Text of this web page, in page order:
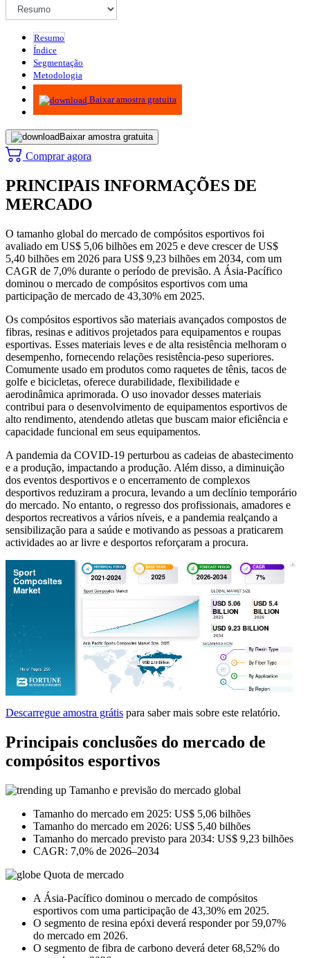
Resumo
Índice
Segmentação
Metodologia
Infográficos
Baixar amostra gratuita
Baixar amostra gratuita
Comprar agora
PRINCIPAIS INFORMAÇÕES DE
MERCADO
O tamanho global do mercado de compósitos esportivos foi
avaliado em US$ 5,06 bilhões em 2025 e deve crescer de US$
5,40 bilhões em 2026 para US$ 9,23 bilhões em 2034, com um
CAGR de 7,0% durante o período de previsão. A Ásia-Pacífico
dominou o mercado de compósitos esportivos com uma
participação de mercado de 43,30% em 2025.
Os compósitos esportivos são materiais avançados compostos de
fibras, resinas e aditivos projetados para equipamentos e roupas
esportivas. Esses materiais leves e de alta resistência melhoram o
desempenho, fornecendo relações resistência-peso superiores.
Comumente usado em produtos como raquetes de tênis, tacos de
golfe e bicicletas, oferece durabilidade, flexibilidade e
aerodinâmica aprimorada. O uso inovador desses materiais
contribui para o desenvolvimento de equipamentos esportivos de
alto rendimento, atendendo atletas que buscam maior eficiência e
capacidade funcional em seus equipamentos.
A pandemia da COVID-19 perturbou as cadeias de abastecimento
e a produção, impactando a produção. Além disso, a diminuição
dos eventos desportivos e o encerramento de complexos
desportivos reduziram a procura, levando a um declínio temporário
do mercado. No entanto, o regresso dos profissionais, amadores e
desportos recreativos a vários níveis, e a pandemia realçando a
sensibilização para a saúde e motivando as pessoas a praticarem
actividades ao ar livre e desportos reforçaram a procura.
Descarregue amostra grátis para saber mais sobre este relatório.
Principais conclusões do mercado de
compósitos esportivos
Tamanho e previsão do mercado global
Tamanho do mercado em 2025: US$ 5,06 bilhões
Tamanho do mercado em 2026: US$ 5,40 bilhões
Tamanho do mercado previsto para 2034: US$ 9,23 bilhões
CAGR: 7,0% de 2026–2034
Quota de mercado
A Ásia-Pacífico dominou o mercado de compósitos
esportivos com uma participação de 43,30% em 2025.
O segmento de resina epóxi deverá responder por 59,07%
do mercado em 2026.
O segmento de fibra de carbono deverá deter 68,52% do